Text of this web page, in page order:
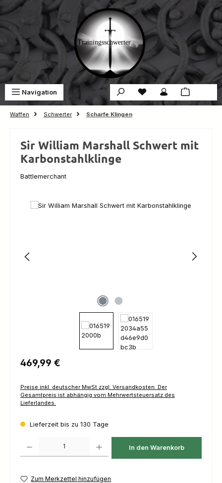
Zum Hauptinhalt springen
Navigation Du hast 0 Produkte auf
Waffen Schwerter Scharfe Klingen
Sir William Marshall Schwert mit
Karbonstahlklinge
Battlemerchant
Bildergalerie überspringen
Regulärer Preis:
469,99 €
Preise inkl. deutscher MwSt zzgl. Versandkosten. Der
Gesamtpreis ist abhängig vom Mehrwertsteuersatz des
Lieferlandes.
Lieferzeit bis zu 130 Tage
In den Warenkorb
Zum Merkzettel hinzufügen